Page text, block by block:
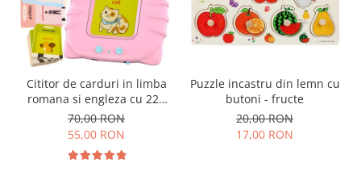
Cititor de carduri in limba
romana si engleza cu 224
de imagini si sunete,
incarcare USB
70,00 RON
55,00 RON
Puzzle incastru din lemn cu
butoni - fructe
20,00 RON
17,00 RON